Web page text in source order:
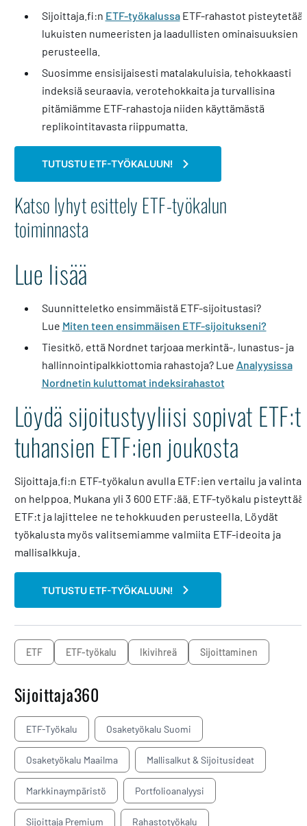
Sijoittaja.fi:n ETF-työkalussaETF-rahastot
lukuisten numeeristen ja laadullisten ominaisuuksien
perusteella.
Suosimme ensisijaisesti matalakuluisia, tehokkaasti
indeksiä seuraavia, verotehokkaita ja turvallisina
pitämiämme ETF-rahastoja niiden käyttämästä
replikointitavasta riippumatta.
TUTUSTU ETF-TYÖKALUUN!
Katso lyhyt esittely ETF-työkalun
toiminnasta
Lue lisää
Suunnitteletko ensimmäistä ETF-sijoitustasi?
Lue Miten teen ensimmäisen ETF-sijoitukseni?
Tiesitkö, että Nordnet tarjoaa merkintä-, lunastus- ja
hallinnointipalkkiottomia rahastoja? Lue Analyysissa
Nordnetin kuluttomat indeksirahastot
Löydä sijoitustyyliisi sopivat ETF:t
tuhansien ETF:ien joukosta
Sijoittaja.fi:n ETF-työkalun avulla ETF:ien vertailu ja valinta
on helppoa. Mukana yli 3 600 ETF:ää. ETF-työkalu pisteyttää
ETF:t ja lajittelee ne tehokkuuden perusteella. Löydät
työkalusta myös valitsemiamme valmiita ETF-ideoita ja
mallisalkkuja.
TUTUSTU ETF-TYÖKALUUN!
ETF ETF-työkalu ikivihreä sijoittaminen
Sijoittaja360
ETF-Työkalu Osaketyökalu Suomi
Osaketyökalu Maailma Mallisalkut & Sijoitusideat
Markkinaympäristö Portfolioanalyysi
Sijoittaja Premium Rahastotyökalu